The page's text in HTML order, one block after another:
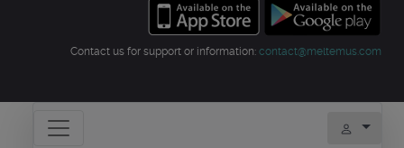
Contact us for support or information: contact@meltemus.com